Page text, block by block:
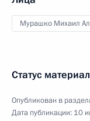
Мурашко Михаил
Статус
Опубликован в
Дата публикации: 10